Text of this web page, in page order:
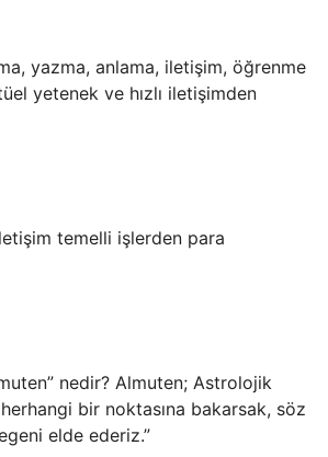
yazma, anlama, iletişim, öğrenme
yetenek ve hızlı iletişimden
temelli işlerden para
nedir? Almuten; Astrolojik
herhangi bir noktasına bakarsak, söz
elde ederiz.”